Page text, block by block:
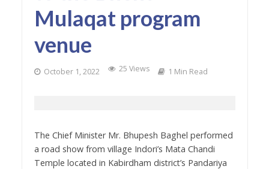
Mulaqat program
venue
October 1, 2022 25 Views 1 Min Read
The Chief Minister Mr. Bhupesh Baghel performed
a road show from village Indori’s Mata Chandi
Temple located in Kabirdham district’s Pandariya